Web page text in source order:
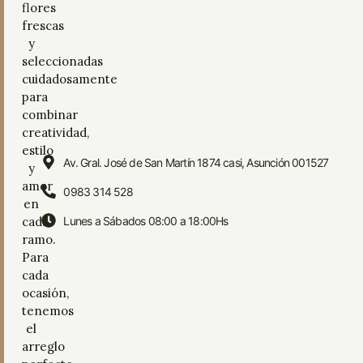
flores
frescas
y
seleccionadas
cuidadosamente
para
combinar
creatividad,
estilo
y
amor
en
cada
ramo.
Para
cada
ocasión,
tenemos
el
arreglo
Av. Gral. José de San Martín 1874 casi, Asunción 001527
0983 314 528
Lunes a Sábados 08:00 a 18:00Hs